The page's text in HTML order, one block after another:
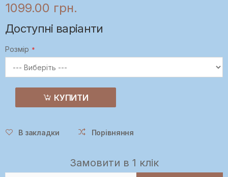
1099.00 грн.
Доступні варіанти
Розмір
КУПИТИ
В закладки Порівняння
Замовити в 1 клік